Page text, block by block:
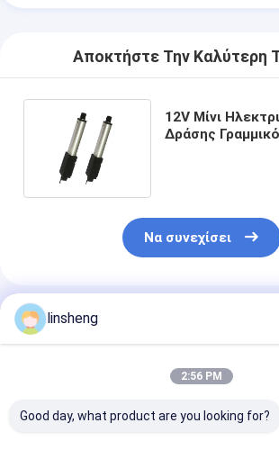
Αποκτήστε Την Καλύτερη
12V Μίνι
Δράσης
Να συνεχίσει
Συνιστώμενα Προϊόντα
linsheng
2:56 PM
Good day, what product are you looking for?